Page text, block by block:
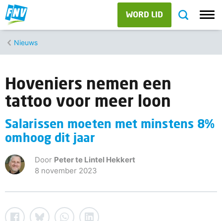
WORD LID
Nieuws
Hoveniers nemen een
tattoo voor meer loon
Salarissen moeten met minstens 8%
omhoog dit jaar
Door Peter te Lintel Hekkert
8 november 2023